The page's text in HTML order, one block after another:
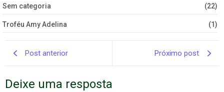
Sem categoria (22)
Troféu Amy Adelina (1)
Post anterior Próximo post
Deixe uma resposta